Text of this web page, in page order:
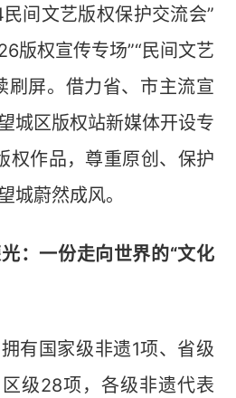
文艺版权保护交流会”
版权宣传专场”“民间文艺
刷屏。借力省、市主流宣
城区版权站新媒体开设专
权作品，尊重原创、保护
城蔚然成风。
：一份走向世界的“文化
国家级非遗1项、省级
级28项，各级非遗代表